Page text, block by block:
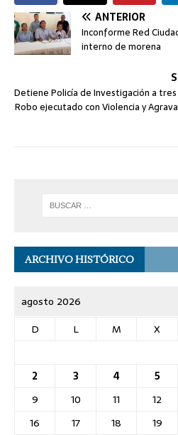
ANTERIOR
Inconforme Red
interno de morena
Detiene Policía de Investigación a
Robo ejecutado con Violencia y
ARCHIVO HISTÓRICO
agosto 2026
D
L M X
2
3 4 5
9
10 11 12
16
17 18 19